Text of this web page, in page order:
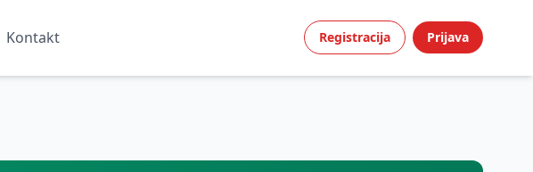
Kontakt Registracija Prijava